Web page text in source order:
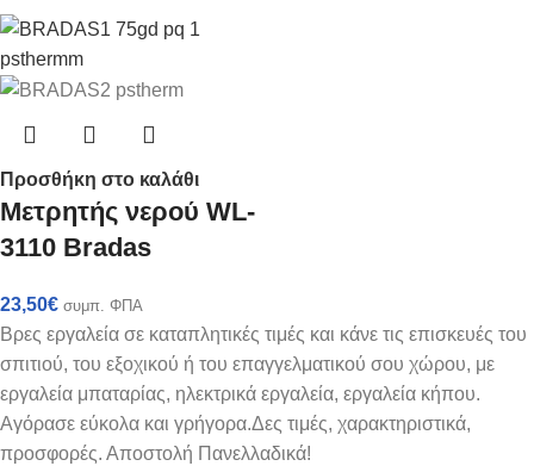
Προσθήκη στο καλάθι
Μετρητής νερού WL-
3110 Bradas
23,50€ συμπ. ΦΠΑ
Βρες εργαλεία σε καταπλητικές τιμές και κάνε τις επισκευές του
σπιτιού, του εξοχικού ή του επαγγελματικού σου χώρου, με
εργαλεία μπαταρίας, ηλεκτρικά εργαλεία, εργαλεία κήπου.
Αγόρασε εύκολα και γρήγορα.Δες τιμές, χαρακτηριστικά,
προσφορές. Αποστολή Πανελλαδικά!